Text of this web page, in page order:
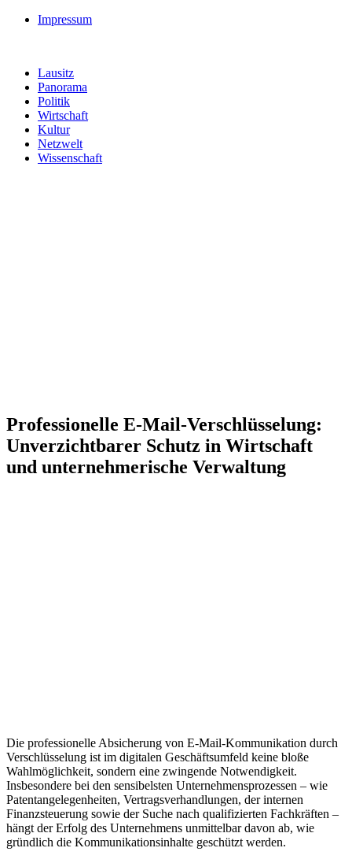
Impressum
Lausitz
Panorama
Politik
Wirtschaft
Kultur
Netzwelt
Wissenschaft
Professionelle E-Mail-Verschlüsselung:
Unverzichtbarer Schutz in Wirtschaft
und unternehmerische Verwaltung
Die professionelle Absicherung von E-Mail-Kommunikation durch
Verschlüsselung ist im digitalen Geschäftsumfeld keine bloße
Wahlmöglichkeit, sondern eine zwingende Notwendigkeit.
Insbesondere bei den sensibelsten Unternehmensprozessen – wie
Patentangelegenheiten, Vertragsverhandlungen, der internen
Finanzsteuerung sowie der Suche nach qualifizierten Fachkräften –
hängt der Erfolg des Unternehmens unmittelbar davon ab, wie
gründlich die Kommunikationsinhalte geschützt werden.